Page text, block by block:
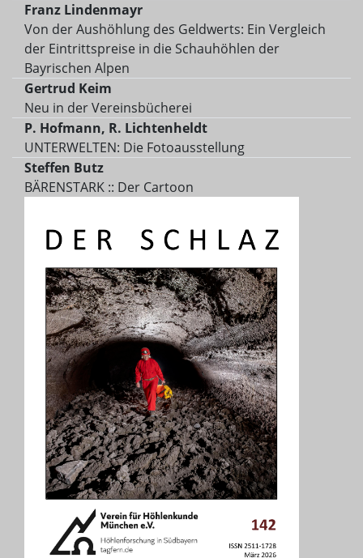
Franz Lindenmayr
Von der Aushöhlung des Geldwerts: Ein Vergleich
der Eintrittspreise in die Schauhöhlen der
Bayrischen Alpen
Gertrud Keim
Neu in der Vereinsbücherei
P. Hofmann, R. Lichtenheldt
UNTERWELTEN: Die Fotoausstellung
Steffen Butz
BÄRENSTARK :: Der Cartoon